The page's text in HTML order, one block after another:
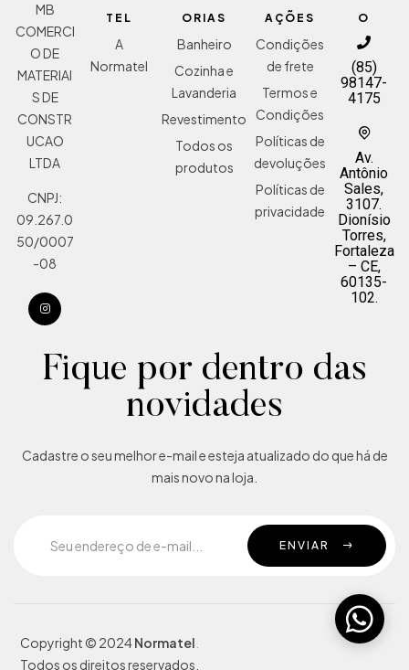
MB
COMERCI
O DE
MATERIAI
S DE
CONSTR
UCAO
LTDA
CNPJ:
09.267.0
50/0007
-08
TEL
A
Normatel
ORIAS
Banheiro
Cozinha e
Lavanderia
Revestimento
Todos os
produtos
AÇÕES
Condições
de frete
Termos e
Condições
Políticas de
devoluções
Políticas de
privacidade
O
(85)
98147-
4175
Av.
Antônio
Sales,
3107.
Dionísio
Torres,
Fortaleza
– CE,
60135-
102.
Fique por dentro das
novidades
Cadastre o seu melhor e-mail e esteja atualizado do que há de
mais novo na loja.
ENVIAR
Copyright © 2024Normatel
Todos os direitos reservados.